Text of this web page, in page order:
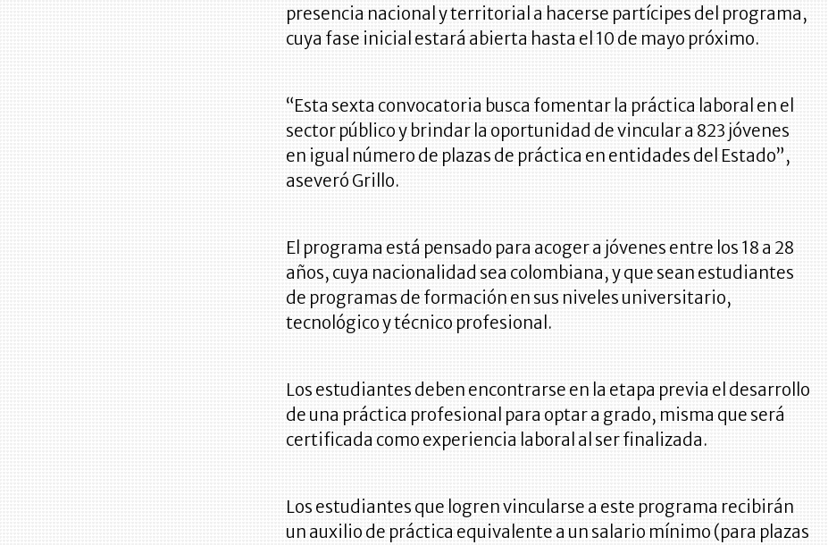
presencia nacional y territorial a hacerse partícipes del programa,
cuya fase inicial estará abierta hasta el 10 de mayo próximo.
“Esta sexta convocatoria busca fomentar la práctica laboral en el
sector público y brindar la oportunidad de vincular a 823 jóvenes
en igual número de plazas de práctica en entidades del Estado”,
aseveró Grillo.
El programa está pensado para acoger a jóvenes entre los 18 a 28
años, cuya nacionalidad sea colombiana, y que sean estudiantes
de programas de formación en sus niveles universitario,
tecnológico y técnico profesional.
Los estudiantes deben encontrarse en la etapa previa el desarrollo
de una práctica profesional para optar a grado, misma que será
certificada como experiencia laboral al ser finalizada.
Los estudiantes que logren vincularse a este programa recibirán
un auxilio de práctica equivalente a un salario mínimo (para plazas